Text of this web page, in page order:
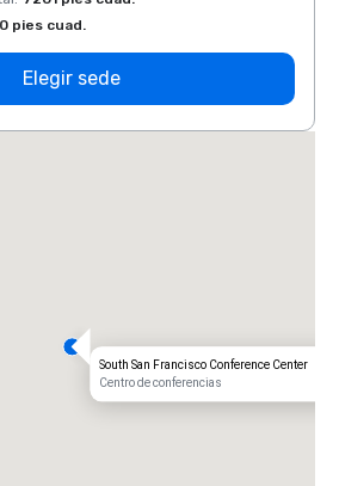
pies cuad.
Elegir sede
South San Francisco Conference Center
Centro de conferencias